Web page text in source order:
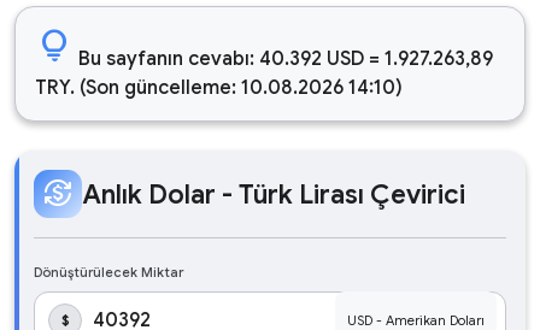
lightbulb Bu sayfanın cevabı: 40.392 USD = 1.927.263,89
TRY. (Son güncelleme: 10.08.2026 14:10)
currency_exchange Anlık Dolar - Türk Lirası Çevirici
Dönüştürülecek Miktar
$